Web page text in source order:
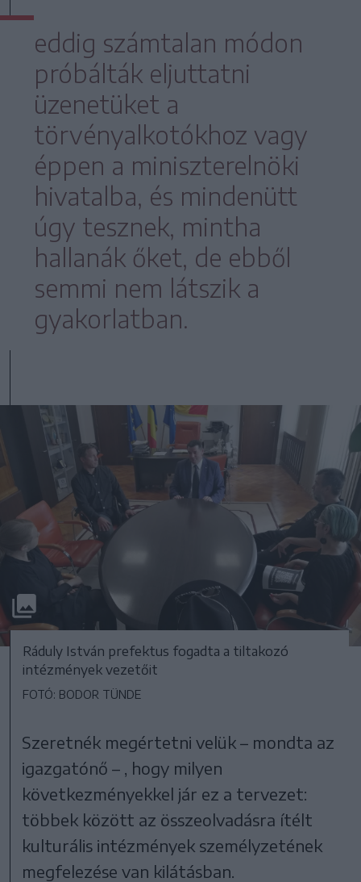
eddig számtalan módon
próbálták eljuttatni
üzenetüket a
törvényalkotókhoz vagy
éppen a miniszterelnöki
hivatalba, és mindenütt
úgy tesznek, mintha
hallanák őket, de ebből
semmi nem látszik a
gyakorlatban.
Ráduly István prefektus fogadta a tiltakozó
intézmények vezetőit
FOTÓ: BODOR TÜNDE
Szeretnék megértetni velük – mondta az
igazgatónő – , hogy milyen
következményekkel jár ez a tervezet:
többek között az összeolvadásra ítélt
kulturális intézmények személyzetének
megfelezése van kilátásban.